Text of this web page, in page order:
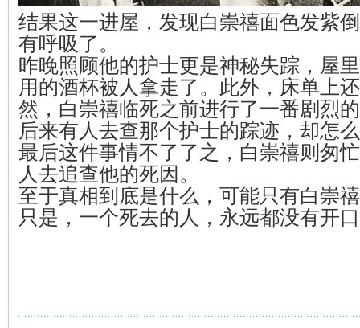
结果这一进屋，发现白崇禧面色发紫
有呼吸了。
昨晚照顾他的护士更是神秘失踪，屋
用的酒杯被人拿走了。此外，床单上
然，白崇禧临死之前进行了一番剧烈
后来有人去查那个护士的踪迹，却怎
最后这件事情不了了之，白崇禧则匆
人去追查他的死因。
至于真相到底是什么，可能只有白崇
只是，一个死去的人，永远都没有开